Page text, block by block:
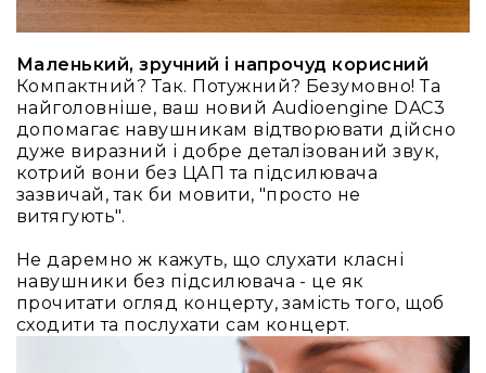
Для
моніторингу
Для
Dj
та
студій
Для
перегляду
Для
людей
з
вадами
слуху
Маленький, зручний і напрочуд корисний
Компактний? Так. Потужний? Безумовно! Та
найголовніше, ваш новий Audioengine DAC3
допомагає навушникам відтворювати дійсно
дуже виразний і добре деталізований звук,
котрий вони без ЦАП та підсилювача
зазвичай, так би мовити, "просто не
витягують".
Не даремно ж кажуть, що слухати класні
навушники без підсилювача - це як
прочитати огляд концерту, замість того, щоб
сходити та послухати сам концерт.